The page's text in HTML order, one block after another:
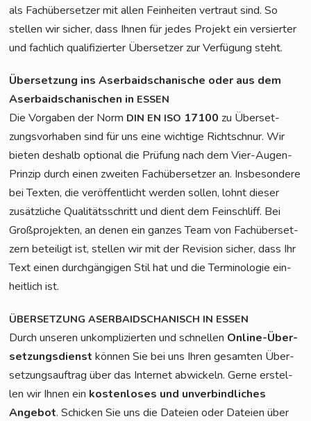
als Fach­über­set­zer mit allen Fein­hei­ten ver­traut sind. So
stel­len wir sicher, dass Ihnen für jedes Pro­jekt ein ver­sier­ter
und fach­lich qua­li­fi­zier­ter Über­set­zer zur Ver­fü­gung steht.
Über­set­zung ins Aser­bai­dscha­ni­sche oder aus dem
Aser­bai­dscha­ni­schen in ESSEN
Die Vor­ga­ben der Norm DIN EN ISO 17100 zu Über­set­
zungs­vor­ha­ben sind für uns eine wich­ti­ge Richt­schnur. Wir
bie­ten des­halb optio­nal die Prü­fung nach dem Vier-Augen-
Prin­zip durch einen zwei­ten Fach­über­set­zer an. Ins­be­son­de­re
bei Tex­ten, die ver­öf­fent­licht wer­den sol­len, lohnt die­ser
zusätz­li­che Qua­li­täts­schritt und dient dem Fein­schliff. Bei
Groß­pro­jek­ten, an denen ein gan­zes Team von Fach­über­set­
zern betei­ligt ist, stel­len wir mit der Revi­si­on sicher, dass Ihr
Text einen durch­gän­gi­gen Stil hat und die Ter­mi­no­lo­gie ein­
heit­lich ist.
ÜBERSETZUNG ASERBAIDSCHANISCH IN ESSEN
Durch unse­ren unkom­pli­zier­ten und schnel­len Online-Über­
set­zungs­dienst kön­nen Sie bei uns Ihren gesam­ten Über­
set­zungs­auf­trag über das Inter­net abwi­ckeln. Ger­ne erstel­
len wir Ihnen ein kos­ten­lo­ses und unver­bind­li­ches
Ange­bot. Schi­cken Sie uns die Datei­en oder Datei­en über